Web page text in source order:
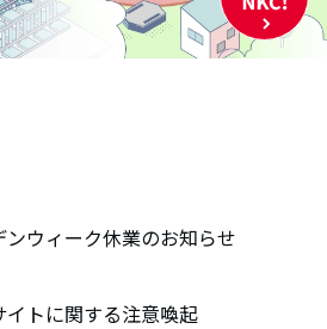
ウィーク休業のお知らせ
トに関する注意喚起